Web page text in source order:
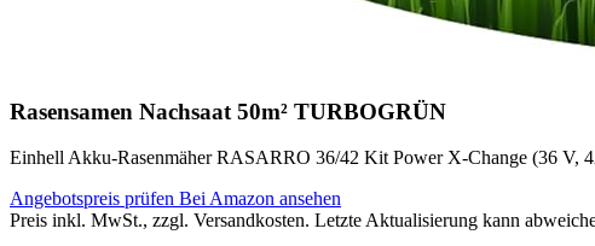
Rasensamen Nachsaat 50m² TURBOGRÜN
Einhell Akku-Rasenmäher RASARRO 36/42 Kit Power X-Change (36 V,
Angebotspreis prüfen Bei Amazon ansehen
Preis inkl. MwSt., zzgl. Versandkosten. Letzte Aktualisierung kann